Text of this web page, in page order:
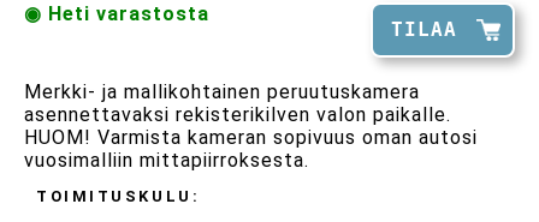
TILAA
◉ Heti varastosta
Merkki- ja mallikohtainen peruutuskamera
asennettavaksi rekisterikilven valon paikalle.
HUOM! Varmista kameran sopivuus oman autosi
vuosimalliin mittapiirroksesta.
TOIMITUSKULU: